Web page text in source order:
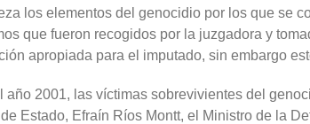
los elementos del genocidio por los que se
que fueron recogidos por la juzgadora y
apropiada para el imputado, sin embargo
año 2001, las víctimas sobrevivientes del
Estado, Efraín Ríos Montt, el Ministro de la